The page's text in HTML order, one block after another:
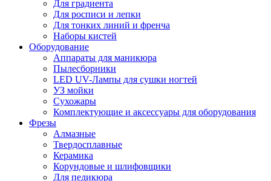
Для градиента
Для росписи и лепки
Для тонких линий и френча
Наборы кистей
Оборудование
Аппараты для маникюра
Пылесборники
LED UV-Лампы для сушки ногтей
УЗ мойки
Сухожары
Комплектующие и аксессуары для оборудования
Фрезы
Алмазные
Твердосплавные
Керамика
Корундовые и шлифовщики
Для педикюра